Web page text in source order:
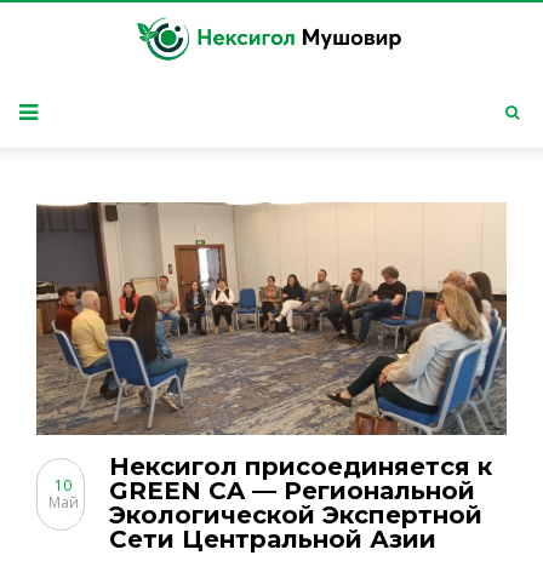
Нексигол присоединяется к
GREEN CA — Региональной
Экологической Экспертной
Сети Центральной Азии
10
Май